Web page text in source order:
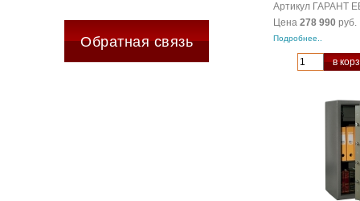
Обратная связь
Артикул ГАРАНТ
Цена 278 990 руб.
Подробнее..
в